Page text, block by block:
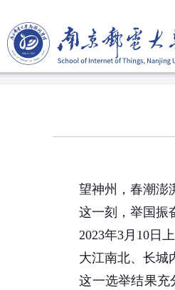
望神州，春潮澎
这一刻，举国
2023年3月 10 日
大江南北、长城
这一选举结果充